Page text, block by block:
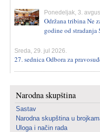
Ponedeljak, 3.
Održana tribina Ne
godine od
Sreda, 29. jul 2026.
27. sednica Odbora za
Narodna skupština
Sastav
Narodna skupština u
Uloga i način rada